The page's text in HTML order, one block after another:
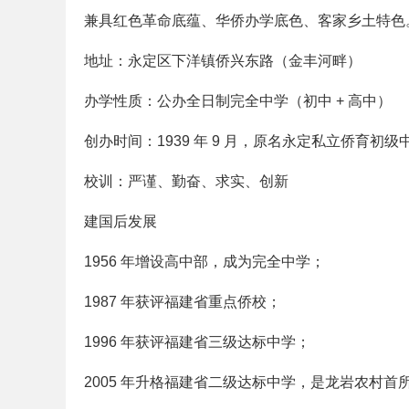
兼具红色革命底蕴、华侨办学底色、客家乡土特色
地址：永定区下洋镇侨兴东路（金丰河畔）
办学性质：公办全日制完全中学（初中 + 高中）
创办时间：1939 年 9 月，原名永定私立侨育初级
校训：严谨、勤奋、求实、创新
建国后发展
1956 年增设高中部，成为完全中学；
1987 年获评福建省重点侨校；
1996 年获评福建省三级达标中学；
2005 年升格福建省二级达标中学，是龙岩农村首